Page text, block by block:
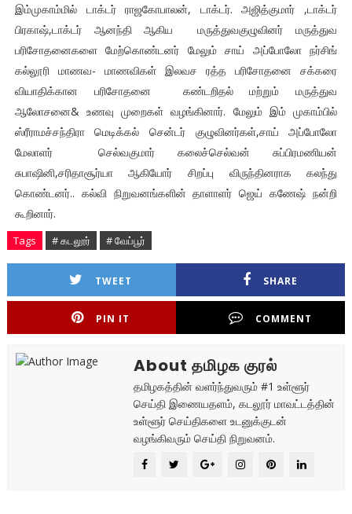
இம்முகாம்மில் டாக்டர் ராஜகோபாலன், டாக்டர். அஜித்குமார் ,டாக்டர்
பிரகாஷ்,டாக்டர் ஆனந்தி ஆகிய மருத்துவகுழுவினர் மருத்துவ
பரிசோதனைகளை மேற்கொண்டனர் மேலும் சாய் அப்போலோ நர்சிங்
கல்லூரி மாணவ- மாணவிகள் இலவச ரத்த பரிசோதனை சக்கரை
வியாதிக்கான பரிசோதனை கண்டறிதல் மற்றும் மருத்துவ
ஆலோசனை& உணவு முறைகள் வழங்கினார். மேலும் இம் முகாம்பில்
ஸ்ரீராமச்சந்திரா மெடிக்கல் சென்டர் குழுவினர்கள்,சாய் அப்போலோ
மேலாளர் செல்வகுமார் கலைச்செல்வன் சுப்பிரமணியன்
சுபாஷினி,சரிதாசூர்யா ஆகியோர் சிறப்பு விருந்தினராக கலந்து
கொண்டனர்.. கல்வி நிறுவனங்களின் தாளாளர் ஜெய் கணேஷ் நன்றி
கூறினார்.
Tags # கடலூர் # வேப்பூர்
TWEET SHARE
PIN IT COMMENT
About தமிழக குரல்
தமிழகத்தின் வளர்ந்துவரும் #1 உள்ளூர்
செய்தி இணையதளம், கடலூர் மாவட்டத்தின்
உள்ளூர் செய்திகளை உடனுக்குடன்
வழங்கிவரும் செய்தி நிறுவனம்.